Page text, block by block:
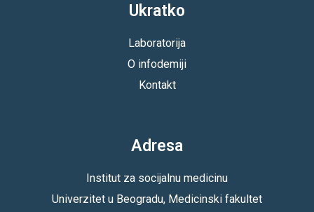
Ukratko
Laboratorija
O infodemiji
Kontakt
Adresa
Institut za socijalnu medicinu
Univerzitet u Beogradu, Medicinski fakultet